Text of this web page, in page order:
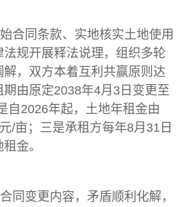
合同条款、实地核实土地使用
规开展释法说理，组织多轮
，双方本着互利共赢原则达
由原定2038年4月3日变更至
自2026年起，土地年租金由
/亩；三是承租方每年8月31日
金。
同变更内容，矛盾顺利化解，